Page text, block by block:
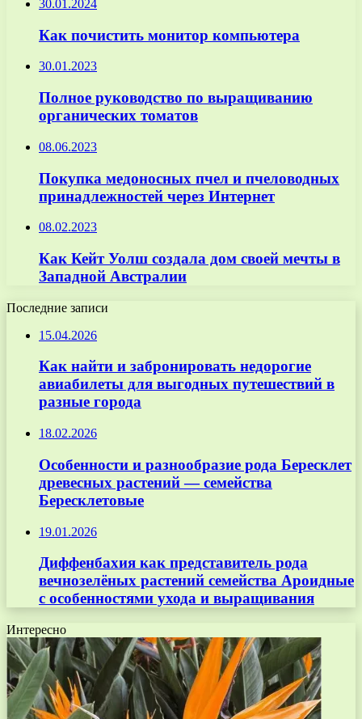
30.01.2024
Как почистить монитор компьютера
30.01.2023
Полное руководство по выращиванию
органических томатов
08.06.2023
Покупка медоносных пчел и пчеловодных
принадлежностей через Интернет
08.02.2023
Как Кейт Уолш создала дом своей мечты в
Западной Австралии
Последние записи
15.04.2026
Как найти и забронировать недорогие
авиабилеты для выгодных путешествий в
разные города
18.02.2026
Особенности и разнообразие рода Бересклет
древесных растений — семейства
Бересклетовые
19.01.2026
Диффенбахия как представитель рода
вечнозелёных растений семейства Ароидные
с особенностями ухода и выращивания
Интересно